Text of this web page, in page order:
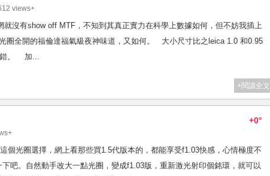
views+
沒有show off MTF，不知到其真正實力在科學上數據如何，但不妨我插上
圈全開的福倫達福氣級夜神味道，又如何。 大小尺寸比之leica 1.0 和0.95
錯。 加...
+閱讀全文
+0°
個光圈選擇，網上看那些買1.5代版本的，都能享受f1.03快感，心情極度不
吧。自然動手改大一點光圈，變成f1.03版，重新激光射印個銘環，就可以